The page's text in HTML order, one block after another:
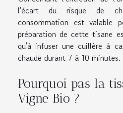
l'écart du risque de
consommation est valable
préparation de cette tisane
qu'à infuser une cuillère à
chaude durant 7 à 10 minutes.
Pourquoi pas la
Vigne Bio ?